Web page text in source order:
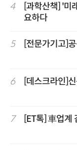
4
[과학산책] '미
요하다
5 [전문가기고]
6 [데스크라인]
7 [ET톡] 車업계